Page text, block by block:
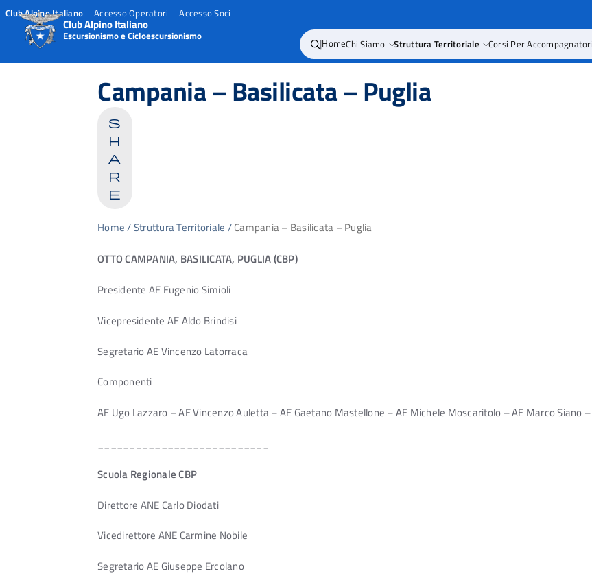
Club Alpino Italiano Accesso Operatori Accesso Soci
Club Alpino Italiano
Escursionismo e Cicloescursionismo |HomeChi Siamo Struttura Territoriale Corsi Per Accompagnatori
Campania – Basilicata – Puglia
s
h
a
r
e
Home/Struttura Territoriale /Campania – Basilicata – Puglia
OTTO CAMPANIA, BASILICATA, PUGLIA (CBP)
Presidente AE Eugenio Simioli
Vicepresidente AE Aldo Brindisi
Segretario AE Vincenzo Latorraca
Componenti
AE Ugo Lazzaro – AE Vincenzo Auletta – AE Gaetano Mastellone – AE Michele Moscaritolo – AE Marco Siano
Scuola Regionale CBP
Direttore ANE Carlo Diodati
Vicedirettore ANE Carmine Nobile
Segretario AE Giuseppe Ercolano